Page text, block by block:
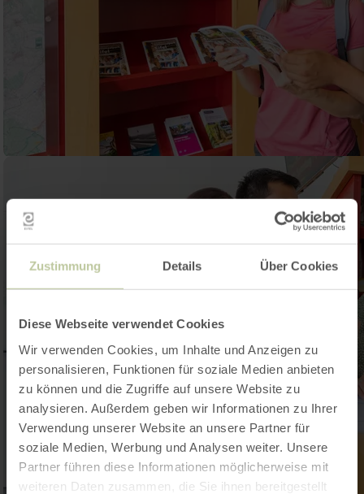
Zustimmung Details Über Cookies
Diese Webseite verwendet Cookies
Wir verwenden Cookies, um Inhalte und Anzeigen zu
personalisieren, Funktionen für soziale Medien anbieten
zu können und die Zugriffe auf unsere Website zu
analysieren. Außerdem geben wir Informationen zu Ihrer
Verwendung unserer Website an unsere Partner für
soziale Medien, Werbung und Analysen weiter. Unsere
Partner führen diese Informationen möglicherweise mit
weiteren Daten zusammen, die Sie ihnen bereitgestellt